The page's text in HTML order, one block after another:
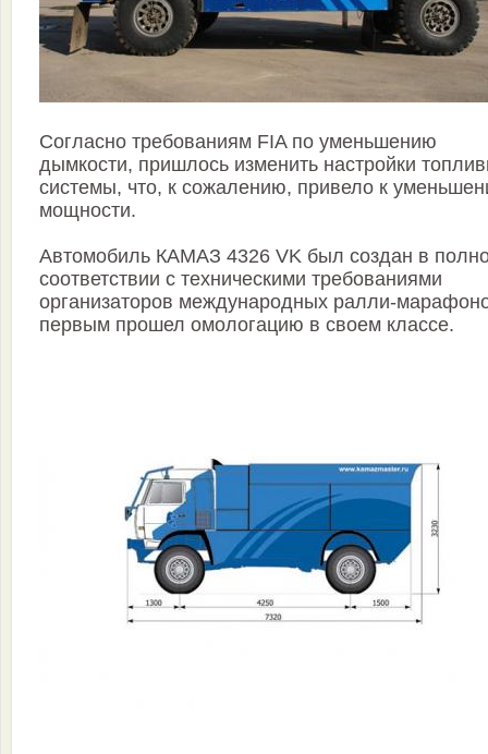
Согласно требованиям FIA по уменьшению
дымкости, пришлось изменить настройки
системы, что, к сожалению, привело к
мощности.
Автомобиль КАМАЗ 4326 VK был создан в
соответствии с техническими требованиями
организаторов международных ралли-
первым прошел омологацию в своем классе.